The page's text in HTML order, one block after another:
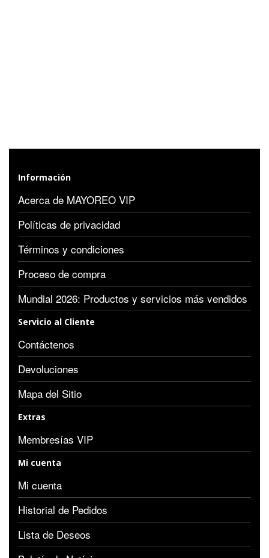
Información
Acerca de MAYOREO VIP
Políticas de privacidad
Términos y condiciones
Proceso de compra
Mundial 2026: Productos y servicios más vendidos
Servicio al Cliente
Contáctenos
Devoluciones
Mapa del Sitio
Extras
Membresías VIP
Mi cuenta
Mi cuenta
Historial de Pedidos
Lista de Deseos